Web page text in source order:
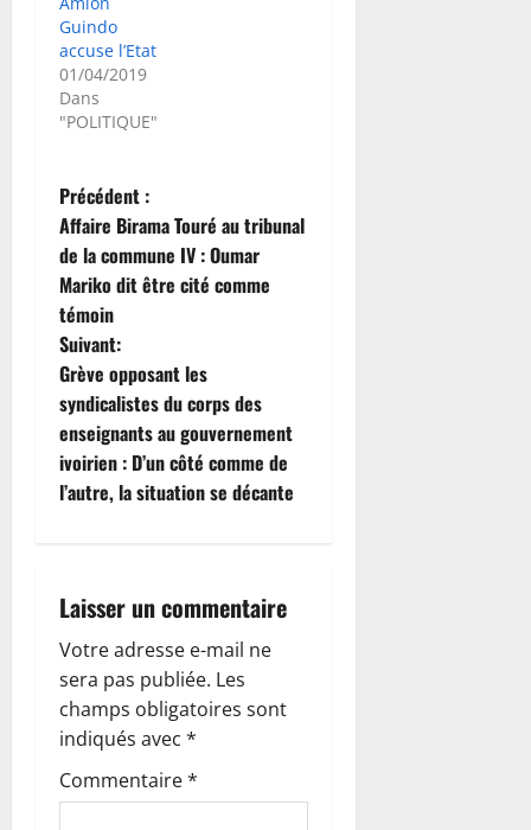
Guindo
accuse l’Etat
01/04/2019
Dans
"POLITIQUE"
N
a
v
i
g
a
t
o
n
d
’
a
Précédent :
Affaire Birama Touré au tribunal
de la commune IV : Oumar
Mariko dit être cité comme
témoin
Suivant:
Grève opposant les
syndicalistes du corps des
enseignants au gouvernement
ivoirien : D’un côté comme de
l’autre, la situation se décante
Laisser un commentaire
Votre adresse e-mail ne
sera pas publiée. Les
champs obligatoires sont
indiqués avec *
Commentaire*